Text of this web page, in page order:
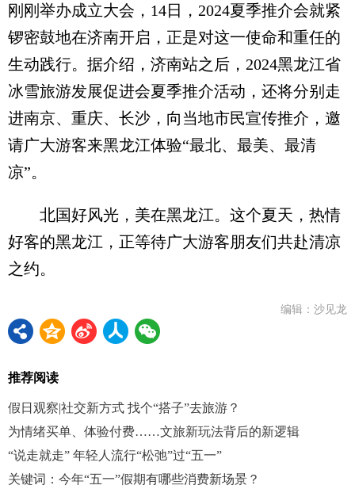
刚刚举办成立大会，14日，2024夏季推介会就紧
锣密鼓地在济南开启，正是对这一使命和重任的
生动践行。据介绍，济南站之后，2024黑龙江省
冰雪旅游发展促进会夏季推介活动，还将分别走
进南京、重庆、长沙，向当地市民宣传推介，邀
请广大游客来黑龙江体验“最北、最美、最清
凉”。
北国好风光，美在黑龙江。这个夏天，热情
好客的黑龙江，正等待广大游客朋友们共赴清凉
之约。
编辑：沙见龙
推荐阅读
假日观察|社交新方式 找个“搭子”去旅游？
为情绪买单、体验付费……文旅新玩法背后的新逻辑
“说走就走” 年轻人流行“松弛”过“五一”
关键词：今年“五一”假期有哪些消费新场景？